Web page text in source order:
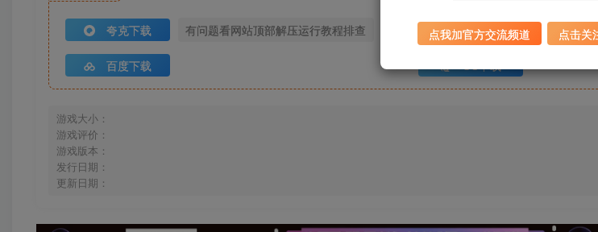
夸克下载 有问题看网站顶部解压运行教程排查 迅雷下载 全站统一
百度下载 UC下载
游戏大小：
游戏评价：
游戏版本：
发行日期：
更新日期：
点我加官方交流频道 点击关